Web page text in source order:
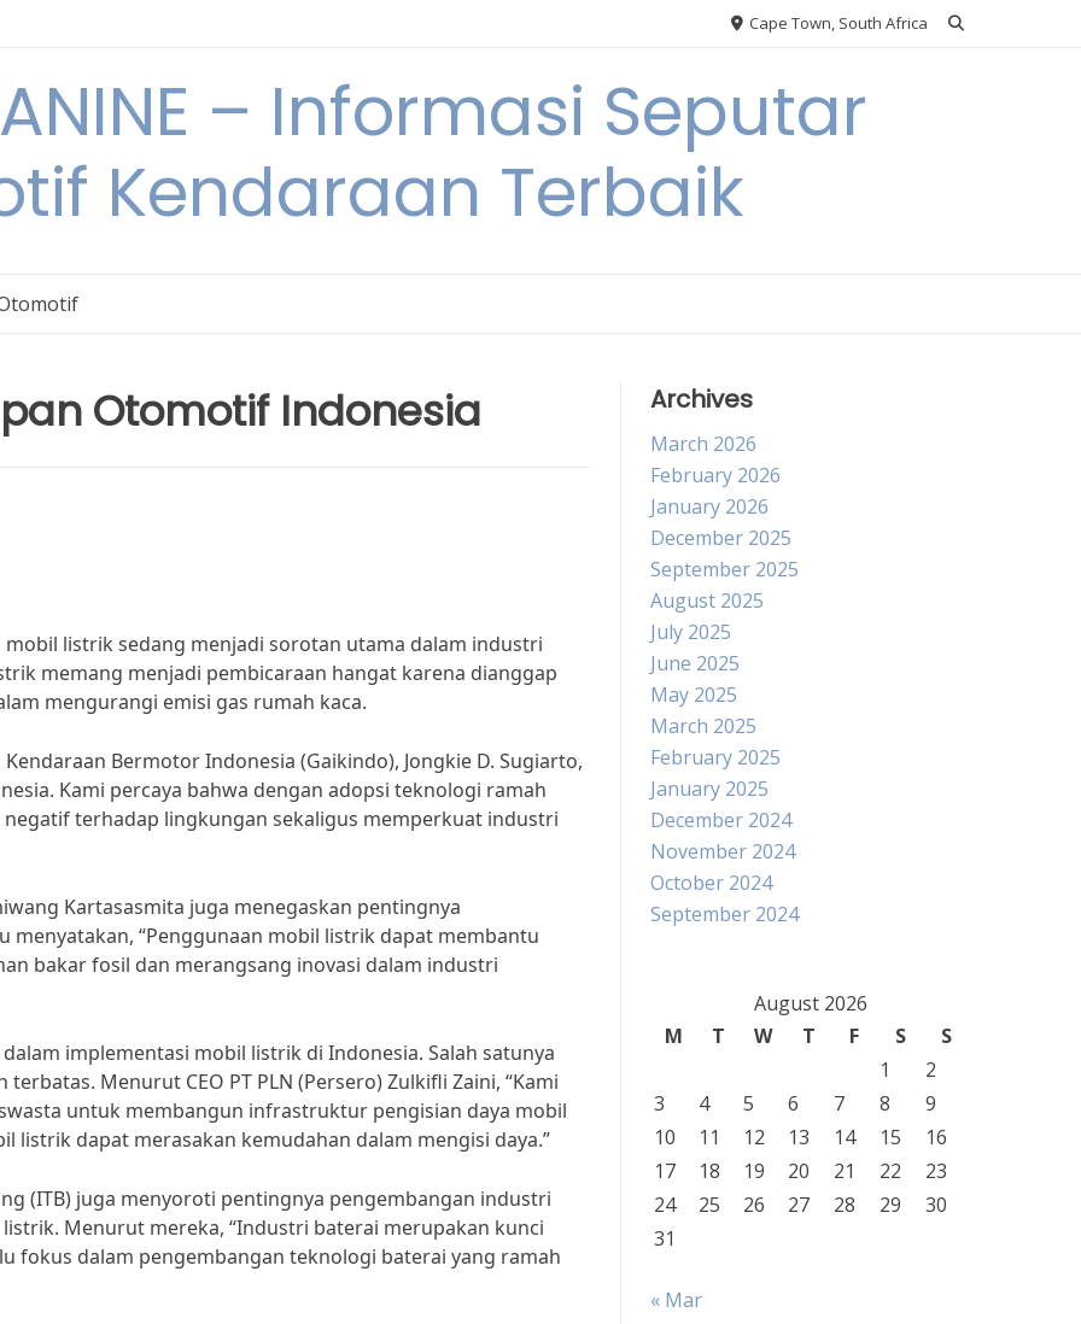
Cape Town, South Africa
– Informasi Seputar
Kendaraan Terbaik
Otomotif Indonesia
listrik sedang menjadi sorotan utama dalam industri
memang menjadi pembicaraan hangat karena dianggap
mengurangi emisi gas rumah kaca.
Bermotor Indonesia (Gaikindo), Jongkie D. Sugiarto,
Kami percaya bahwa dengan adopsi teknologi ramah
terhadap lingkungan sekaligus memperkuat industri
Kartasasmita juga menegaskan pentingnya
menyatakan, “Penggunaan mobil listrik dapat membantu
bakar fosil dan merangsang inovasi dalam industri
implementasi mobil listrik di Indonesia. Salah satunya
Menurut CEO PT PLN (Persero) Zulkifli Zaini, “Kami
untuk membangun infrastruktur pengisian daya mobil
listrik dapat merasakan kemudahan dalam mengisi daya.”
(ITB) juga menyoroti pentingnya pengembangan industri
Menurut mereka, “Industri baterai merupakan kunci
fokus dalam pengembangan teknologi baterai yang ramah
Archives
March 2026
February 2026
January 2026
December 2025
September 2025
August 2025
July 2025
June 2025
May 2025
March 2025
February 2025
January 2025
December 2024
November 2024
October 2024
September 2024
August 2026
M
T W T F S
S
1
2
3
4 5 6 7 8
9
10
11 12 13 14 15
16
17
18 19 20 21 22
23
24
25 26 27 28 29
30
31
« Mar